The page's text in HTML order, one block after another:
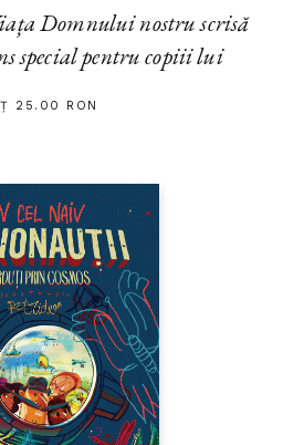
Domnului nostru scrisă
special pentru copiii lui
25.00 RON